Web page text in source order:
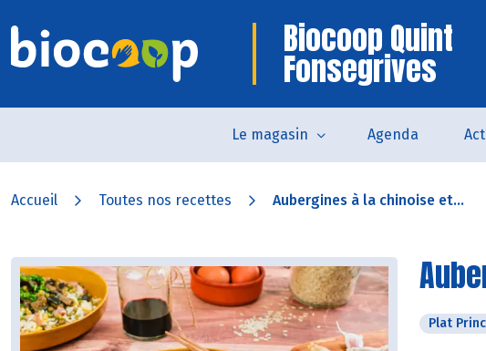
Biocoop Quint
Fonsegrives
Le magasin Agenda
Accueil Toutes nos recettes Aubergines à la chinoise et...
Plat